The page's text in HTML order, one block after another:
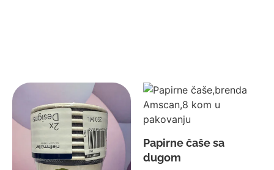
Papirne čaše sa
dugom